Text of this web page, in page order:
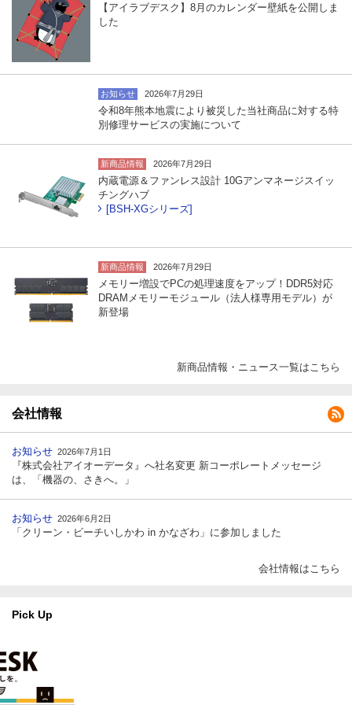
【アイラブデスク】8月のカレンダー壁紙を公開しま
した
お知らせ 2026年7月29日
令和8年熊本地震により被災した当社商品に対する特
別修理サービスの実施について
新商品情報 2026年7月29日
内蔵電源＆ファンレス設計 10Gアンマネージスイッ
チングハブ
[BSH-XGシリーズ]
新商品情報 2026年7月29日
メモリー増設でPCの処理速度をアップ！DDR5対応
DRAMメモリーモジュール（法人様専用モデル）が
新登場
新商品情報・ニュース一覧はこちら
会社情報
お知らせ 2026年7月1日
『株式会社アイオーデータ』へ社名変更 新コーポレートメッセージ
は、「機器の、さきへ。」
お知らせ 2026年6月2日
「クリーン・ビーチいしかわ in かなざわ」に参加しました
会社情報はこちら
Pick Up